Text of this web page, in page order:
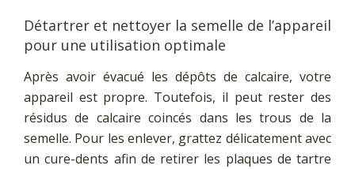
Détartrer et nettoyer la semelle de l’appareil
pour une utilisation optimale
Après avoir évacué les dépôts de calcaire, votre
appareil est propre. Toutefois, il peut rester des
résidus de calcaire coincés dans les trous de la
semelle. Pour les enlever, grattez délicatement avec
un cure-dents afin de retirer les plaques de tartre